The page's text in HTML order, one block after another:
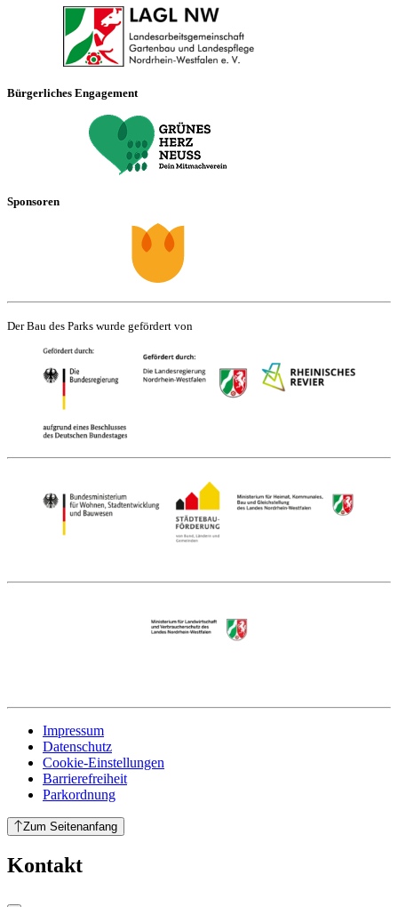
Bürgerliches Engagement
Sponsoren
Der Bau des Parks wurde gefördert von
Impressum
Datenschutz
Cookie-Einstellungen
Barrierefreiheit
Parkordnung
Zum Seitenanfang
Kontakt